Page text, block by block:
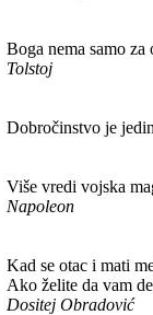
Boga nema samo
Tolstoj
Dobročinstvo je
Više vredi vojska
Napoleon
Kad se otac i mati
Ako želite da vam
Dositej Obradović